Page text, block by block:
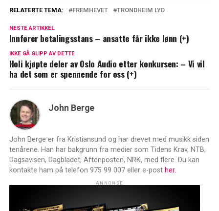
RELATERTE TEMA: FREMHEVET TRONDHEIM LYD
NESTE ARTIKKEL
Innfører betalingsstans – ansatte får ikke lønn (+)
IKKE GÅ GLIPP AV DETTE
Holi kjøpte deler av Oslo Audio etter konkursen: – Vi vil
ha det som er spennende for oss (+)
John Berge
John Berge er fra Kristiansund og har drevet med musikk siden
tenårene. Han har bakgrunn fra medier som Tidens Krav, NTB,
Dagsavisen, Dagbladet, Aftenposten, NRK, med flere. Du kan
kontakte ham på telefon 975 99 007 eller e-post her.
ANNONSE